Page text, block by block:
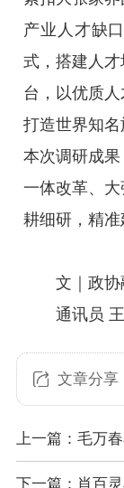
产业人才缺
式，搭建人
台，以优质
打造世界知
本次调研成
一体改革、
耕细研，精准
文｜政
通讯员
文章分享
上一篇：毛万
提质行动”专题
下一篇：肖百